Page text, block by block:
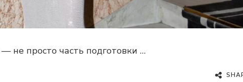
не просто часть подготовки …